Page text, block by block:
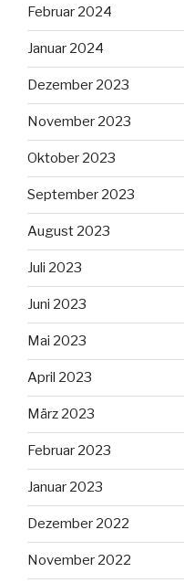
Februar 2024
Januar 2024
Dezember 2023
November 2023
Oktober 2023
September 2023
August 2023
Juli 2023
Juni 2023
Mai 2023
April 2023
März 2023
Februar 2023
Januar 2023
Dezember 2022
November 2022